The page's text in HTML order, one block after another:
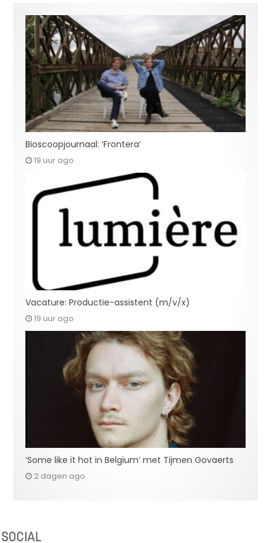
Bioscoopjournaal: ‘Frontera’
19 uur ago
Vacature: Productie-assistent (m/v/x)
19 uur ago
‘Some like it hot in Belgium’ met Tijmen Govaerts
2 dagen ago
SOCIAL